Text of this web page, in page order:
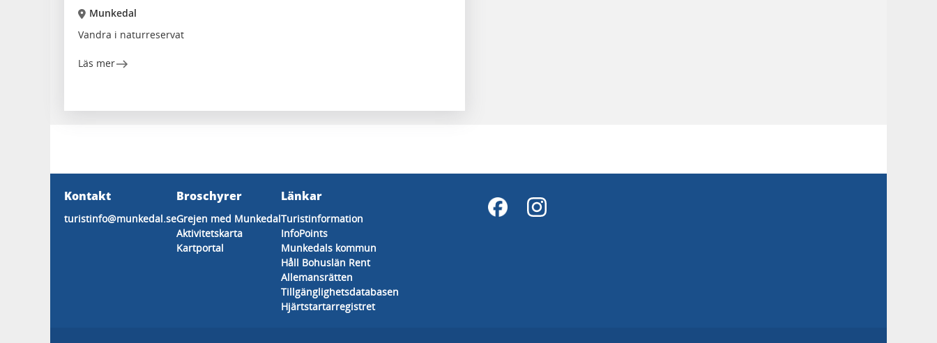
Munkedal
Vandra i naturreservat
Läs mer
Kontakt
turistinfo@munkedal.se
Broschyrer
Grejen med Munkedal
Aktivitetskarta
Kartportal
Länkar
Turistinformation
InfoPoints
Munkedals kommun
Håll Bohuslän Rent
Allemansrätten
Tillgänglighetsdatabasen
Hjärtstartarregistret